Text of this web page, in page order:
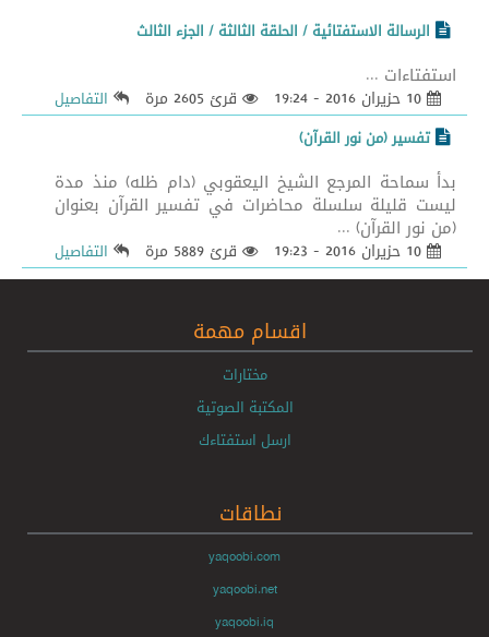
الرسالة الاستفتائية / الحلقة الثالثة / الجزء الثالث
استفتاءات ...
قرئ 2605 مرة
التفاصيل
تفسير (من نور القرآن)
بدأ سماحة المرجع الشيخ اليعقوبي (دام ظله) منذ مدة
ليست قليلة سلسلة محاضرات في تفسير القرآن بعنوان
(من نور القرآن) ...
قرئ 5889 مرة التفاصيل
اقسام مهمة
مختارات
المكتبة الصوتية
ارسل استفتاءك
نطاقات
yaqoobi.com
yaqoobi.net
yaqoobi.iq